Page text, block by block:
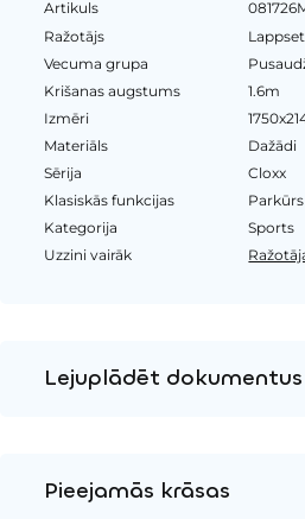
Artikuls
Ražotājs
Lappset
Vecuma grupa
Krišanas augstums
1.6m
Izmēri
Materiāls
Dažādi
Sērija
Cloxx
Klasiskās funkcijas
Parkūrs
Kategorija
Sports
Uzzini vairāk
Lejuplādēt dokumentus
2D DWG – Sānu skats
Pieejamās krāsas